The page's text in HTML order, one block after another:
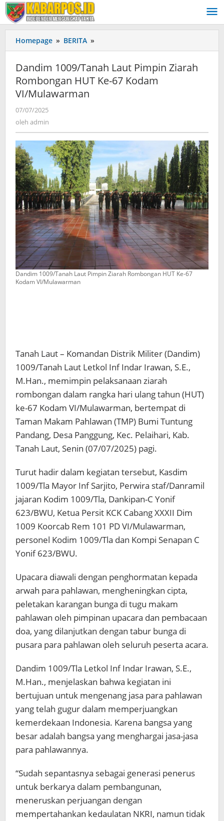
Lewati
ke
konten
Homepage » BERITA »
1009/Tanah
Laut
Pimpin
Ziarah
Kodam
VI/Mulawarman
Dandim 1009/Tanah Laut Pimpin Ziarah
Rombongan HUT Ke-67 Kodam
VI/Mulawarman
07/07/2025
oleh admin
Dandim 1009/Tanah Laut Pimpin Ziarah Rombongan HUT Ke-67
Kodam VI/Mulawarman
Tanah Laut – Komandan Distrik Militer (Dandim)
1009/Tanah Laut Letkol Inf Indar Irawan, S.E.,
M.Han., memimpin pelaksanaan ziarah
rombongan dalam rangka hari ulang tahun (HUT)
ke-67 Kodam VI/Mulawarman, bertempat di
Taman Makam Pahlawan (TMP) Bumi Tuntung
Pandang, Desa Panggung, Kec. Pelaihari, Kab.
Tanah Laut, Senin (07/07/2025) pagi.
Turut hadir dalam kegiatan tersebut, Kasdim
1009/Tla Mayor Inf Sarjito, Perwira staf/Danramil
jajaran Kodim 1009/Tla, Dankipan-C Yonif
623/BWU, Ketua Persit KCK Cabang XXXII Dim
1009 Koorcab Rem 101 PD VI/Mulawarman,
personel Kodim 1009/Tla dan Kompi Senapan C
Yonif 623/BWU.
Upacara diawali dengan penghormatan kepada
arwah para pahlawan, mengheningkan cipta,
peletakan karangan bunga di tugu makam
pahlawan oleh pimpinan upacara dan pembacaan
doa, yang dilanjutkan dengan tabur bunga di
pusara para pahlawan oleh seluruh peserta acara.
Dandim 1009/Tla Letkol Inf Indar Irawan, S.E.,
M.Han., menjelaskan bahwa kegiatan ini
bertujuan untuk mengenang jasa para pahlawan
yang telah gugur dalam memperjuangkan
kemerdekaan Indonesia. Karena bangsa yang
besar adalah bangsa yang menghargai jasa-jasa
para pahlawannya.
“Sudah sepantasnya sebagai generasi penerus
untuk berkarya dalam pembangunan,
meneruskan perjuangan dengan
mempertahankan kedaulatan NKRI, namun tidak